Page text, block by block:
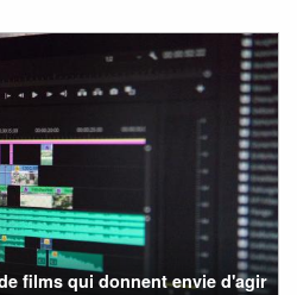
films qui donnent envie d'agir